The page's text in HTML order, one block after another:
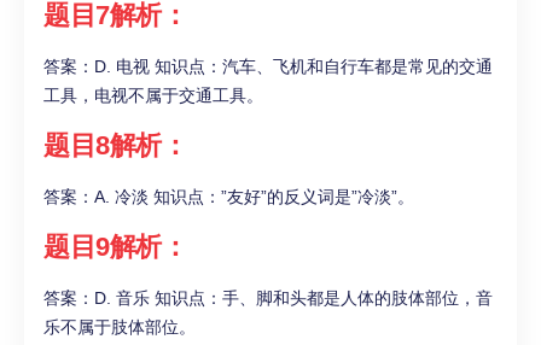
题目7解析：
答案：D. 电视 知识点：汽车、飞机和自行车都是常见的交通
工具，电视不属于交通工具。
题目8解析：
答案：A. 冷淡 知识点：”友好”的反义词是”冷淡”。
题目9解析：
答案：D. 音乐 知识点：手、脚和头都是人体的肢体部位，音
乐不属于肢体部位。